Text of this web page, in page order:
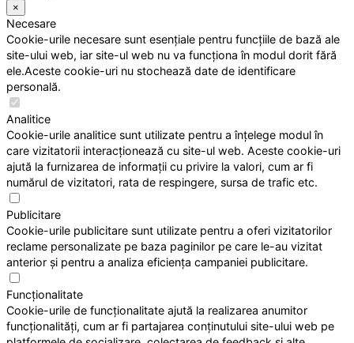
×
Necesare
Cookie-urile necesare sunt esențiale pentru funcțiile de bază ale
site-ului web, iar site-ul web nu va funcționa în modul dorit fără
ele.Aceste cookie-uri nu stochează date de identificare
personală.
Analitice
Cookie-urile analitice sunt utilizate pentru a înțelege modul în
care vizitatorii interacționează cu site-ul web. Aceste cookie-uri
ajută la furnizarea de informații cu privire la valori, cum ar fi
numărul de vizitatori, rata de respingere, sursa de trafic etc.
Publicitare
Cookie-urile publicitare sunt utilizate pentru a oferi vizitatorilor
reclame personalizate pe baza paginilor pe care le-au vizitat
anterior și pentru a analiza eficiența campaniei publicitare.
Funcționalitate
Cookie-urile de funcționalitate ajută la realizarea anumitor
funcționalități, cum ar fi partajarea conținutului site-ului web pe